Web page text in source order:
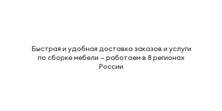
Быстрая и удобная доставка заказов и услуги
по сборке мебели — работаем в 8 регионах
России